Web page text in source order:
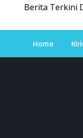
Berita Terkini
Home